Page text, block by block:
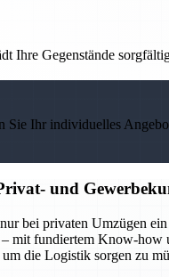
Ihre Gegenstände
Sie Ihr individuelles
und
bei privaten Umzügen
mit fundiertem Know-
die Logistik sorgen zu